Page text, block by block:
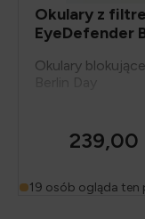
Okulary z
EyeDefender
Okulary
239,00
19 osób ogląda ten